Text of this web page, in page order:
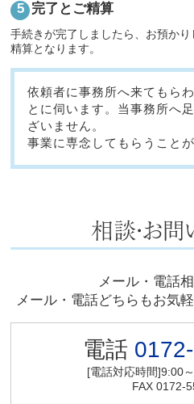
完了とご精算
手続きが完了しましたら、お預か
精算となります。
依頼者に事務所へ来てもら
とに伺います。当事務所へ
ざいません。
事業に専念してもらうこと
メール・電話
メール・電話どちらもお気
電話
[電話対応時間]9:00
FAX 0172-